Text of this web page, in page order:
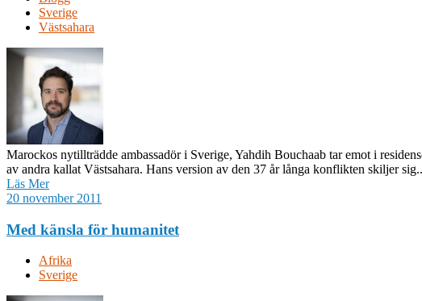
Sverige
Västsahara
Marockos nytillträdde ambassadör i Sverige, Yahdih Bouchaab tar emot i
av andra kallat Västsahara. Hans version av den 37 år långa konflikten skiljer
Läs Mer
20 november 2011
Med känsla för humanitet
Afrika
Sverige